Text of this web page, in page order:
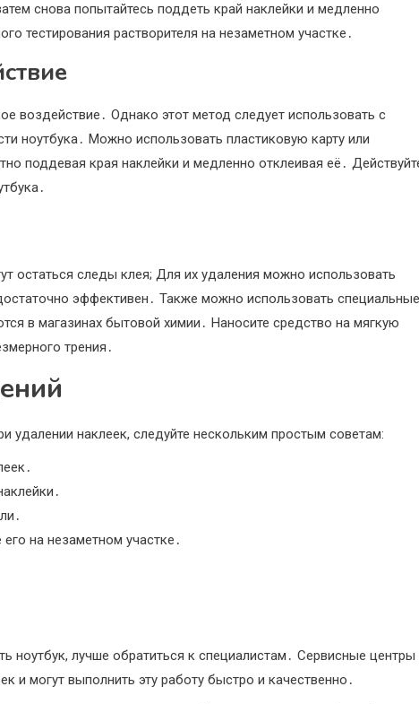
снова попытайтесь поддеть край наклейки и медленно
тестирования растворителя на незаметном участке․
воздействие․ Однако этот метод следует использовать с
ноутбука․ Можно использовать пластиковую карту или
поддевая края наклейки и медленно отклеивая её․
остаться следы клея; Для их удаления можно использовать
эффективен․ Также можно использовать специальные
в магазинах бытовой химии․ Наносите средство на мягкую
трения․
удалении наклеек, следуйте нескольким простым советам:
на незаметном участке․
ноутбук, лучше обратиться к специалистам․ Сервисные центры
и могут выполнить эту работу быстро и качественно․